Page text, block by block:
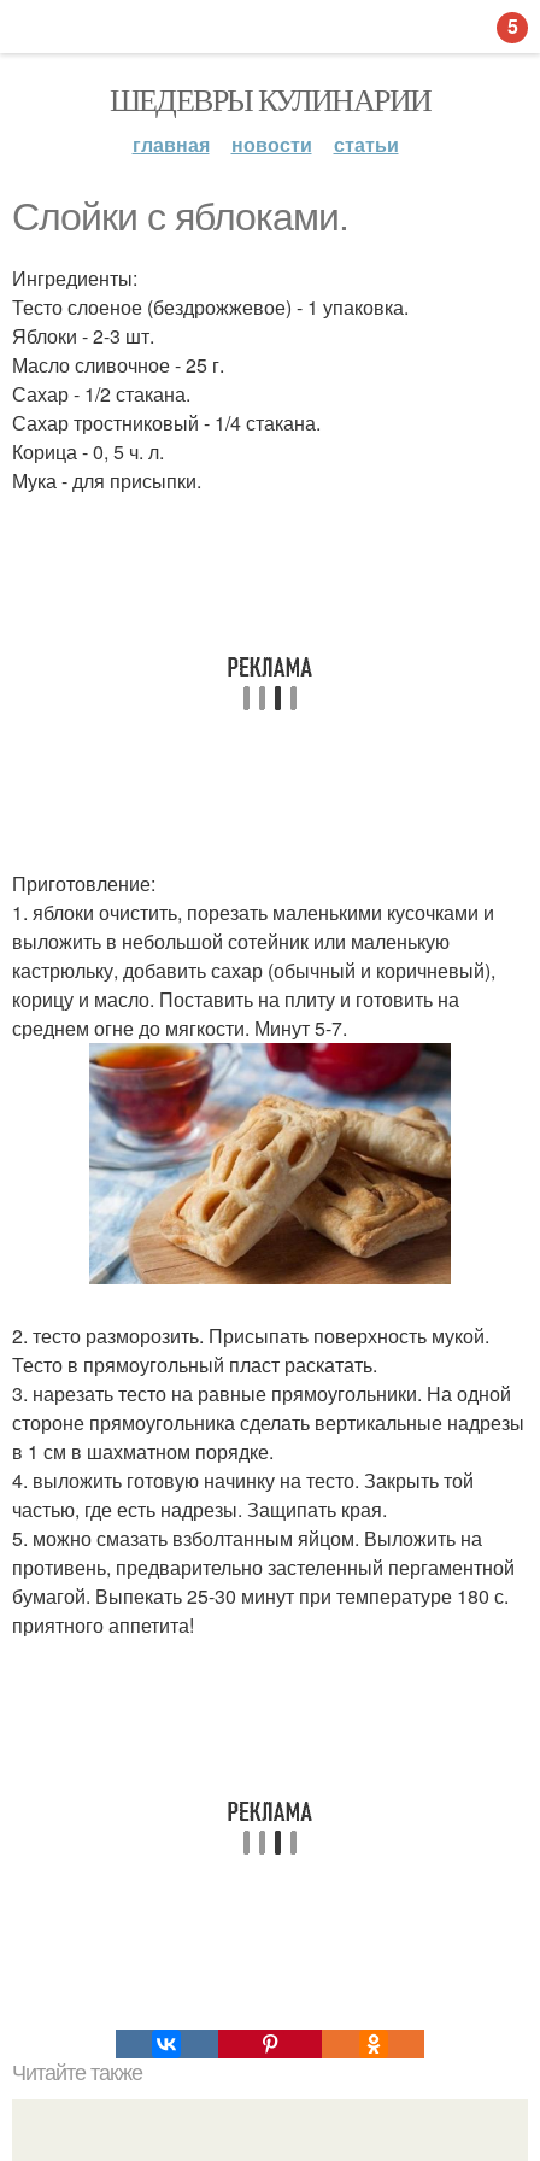
ШЕДЕВРЫ КУЛИНАРИИ
главная новости статьи
Слойки с яблоками.
Ингредиенты:
Тесто слоеное (бездрожжевое) - 1 упаковка.
Яблоки - 2-3 шт.
Масло сливочное - 25 г.
Сахар - 1/2 стакана.
Сахар тростниковый - 1/4 стакана.
Корица - 0, 5 ч. л.
Мука - для присыпки.
Приготовление:
1. яблоки очистить, порезать маленькими кусочками и
выложить в небольшой сотейник или маленькую
кастрюльку, добавить сахар (обычный и коричневый),
корицу и масло. Поставить на плиту и готовить на
среднем огне до мягкости. Минут 5-7.
2. тесто разморозить. Присыпать поверхность мукой.
Тесто в прямоугольный пласт раскатать.
3. нарезать тесто на равные прямоугольники. На одной
стороне прямоугольника сделать вертикальные надрезы
в 1 см в шахматном порядке.
4. выложить готовую начинку на тесто. Закрыть той
частью, где есть надрезы. Защипать края.
5. можно смазать взболтанным яйцом. Выложить на
противень, предварительно застеленный пергаментной
бумагой. Выпекать 25-30 минут при температуре 180 с.
приятного аппетита!
Читайте также
5